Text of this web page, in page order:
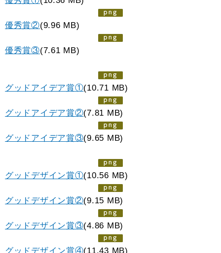
優秀賞②(9.96 MB)
優秀賞③(7.61 MB)
グッドアイデア賞①(10.71 MB)
グッドアイデア賞②(7.81 MB)
グッドアイデア賞③(9.65 MB)
グッドデザイン賞①(10.56 MB)
グッドデザイン賞②(9.15 MB)
グッドデザイン賞③(4.86 MB)
グッドデザイン賞④(11.43 MB)